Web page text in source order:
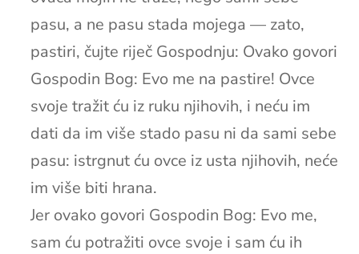
pasu, a ne pasu stada mojega — zato,
pastiri, čujte riječ Gospodnju: Ovako govori
Gospodin Bog: Evo me na pastire! Ovce
svoje tražit ću iz ruku njihovih, i neću im
dati da im više stado pasu ni da sami sebe
pasu: istrgnut ću ovce iz usta njihovih, neće
im više biti hrana.
Jer ovako govori Gospodin Bog: Evo me,
sam ću potražiti ovce svoje i sam ću ih